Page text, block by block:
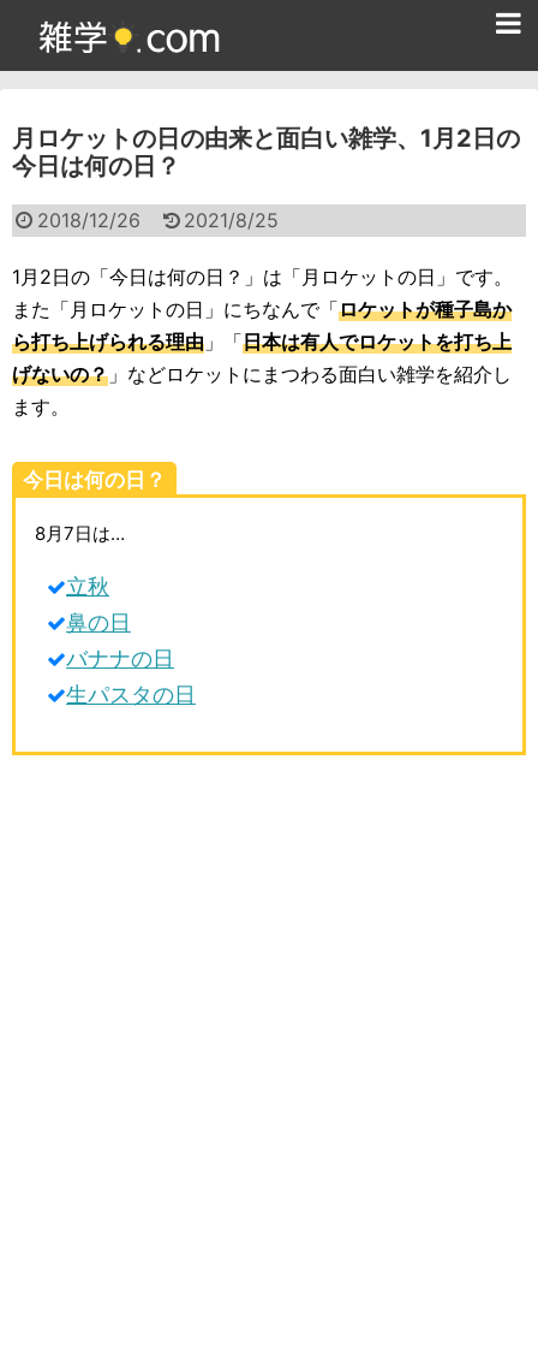
月ロケットの日の由来と面白い雑学、1月2日の
今日は何の日？
2018/12/26 2021/8/25
1月2日の「今日は何の日？」は「月ロケットの日」です。
また「月ロケットの日」にちなんで「ロケットが種子島か
ら打ち上げられる理由 」「日本は有人でロケットを打ち上
げないの？ 」などロケットにまつわる面白い雑学を紹介し
ます。
今日は何の日？
8月7日は…
立秋
鼻の日
バナナの日
生パスタの日
雑学クイズ問題集
面白い雑学
ためになる雑学
スポーツ雑学
食べ物雑学
動物雑学
サイト情報